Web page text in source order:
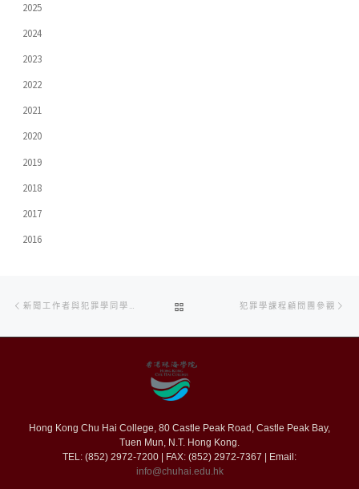
2025
2024
2023
2022
2021
2020
2019
2018
2017
2016
navigation
Previous
TO
POST
犯罪學課程顧問團參觀
Hong Kong Chu Hai College, 80 Castle Peak Road, Castle Peak Bay,
Tuen Mun, N.T. Hong Kong.
TEL: (852) 2972-7200 | FAX: (852) 2972-7367 | Email:
info@chuhai.edu.hk